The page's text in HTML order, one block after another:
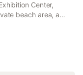
Center,
beach area, a
is a private
of those who